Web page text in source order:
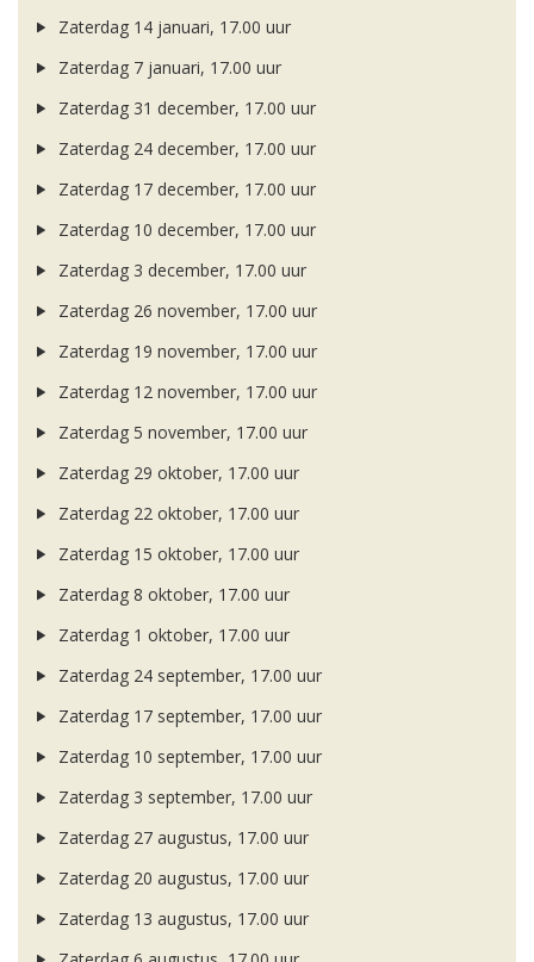
Zaterdag 14 januari, 17.00 uur
Zaterdag 7 januari, 17.00 uur
Zaterdag 31 december, 17.00 uur
Zaterdag 24 december, 17.00 uur
Zaterdag 17 december, 17.00 uur
Zaterdag 10 december, 17.00 uur
Zaterdag 3 december, 17.00 uur
Zaterdag 26 november, 17.00 uur
Zaterdag 19 november, 17.00 uur
Zaterdag 12 november, 17.00 uur
Zaterdag 5 november, 17.00 uur
Zaterdag 29 oktober, 17.00 uur
Zaterdag 22 oktober, 17.00 uur
Zaterdag 15 oktober, 17.00 uur
Zaterdag 8 oktober, 17.00 uur
Zaterdag 1 oktober, 17.00 uur
Zaterdag 24 september, 17.00 uur
Zaterdag 17 september, 17.00 uur
Zaterdag 10 september, 17.00 uur
Zaterdag 3 september, 17.00 uur
Zaterdag 27 augustus, 17.00 uur
Zaterdag 20 augustus, 17.00 uur
Zaterdag 13 augustus, 17.00 uur